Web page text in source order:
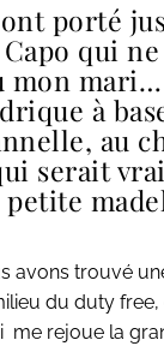
porté
qui
mon
à
au
serait
petite
avons trouvé
du duty
me rejoue la